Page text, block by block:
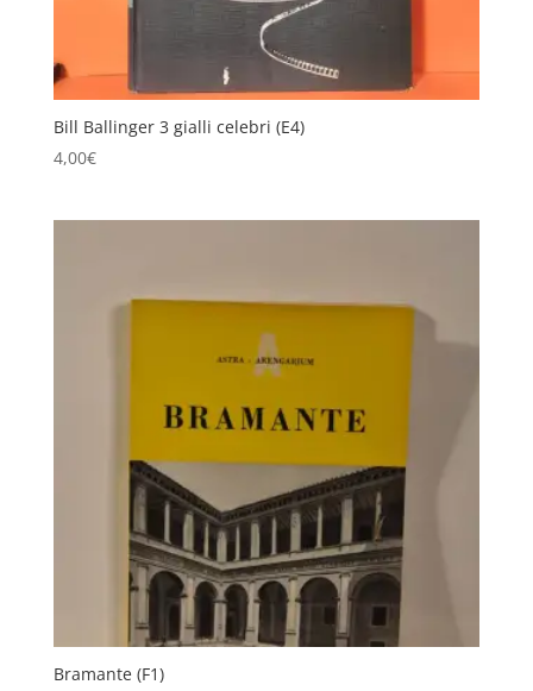
Bill Ballinger 3 gialli celebri (E4)
4,00€
Bramante (F1)